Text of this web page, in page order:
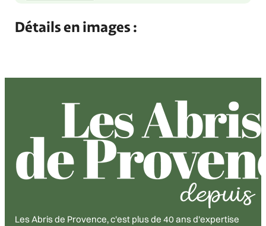
Détails en images :
Les Abris de Provence, c'est plus de 40 ans d'expertise